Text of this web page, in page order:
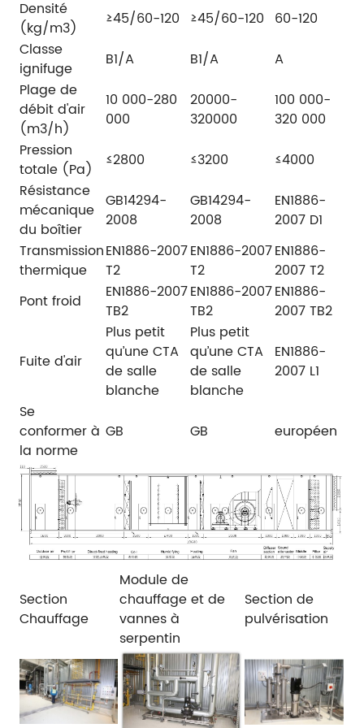
Densité
(kg/m3)
≥45/60-120 ≥45/60-120 60-120
Classe
ignifuge
B1/A B1/A
A
Plage de
débit d'air
(m3/h)
10 000-280
000
20000-
320000
100 000-
320 000
Pression
totale (Pa)
≤2800 ≤3200
≤4000
Résistance
mécanique
du boîtier
GB14294-
2008
GB14294-
2008
EN1886-
2007 D1
Transmission
thermique
EN1886-2007
T2
EN1886-2007
T2
EN1886-
2007 T2
Pont froid
EN1886-2007
TB2
EN1886-2007
TB2
EN1886-
2007 TB2
Fuite d'air
Plus petit
qu’une CTA
de salle
blanche
Plus petit
qu’une CTA
de salle
blanche
EN1886-
2007 L1
Se
conformer à
la norme
GB GB européen
Section
Chauffage
Module de
chauffage et de
vannes à
serpentin
Section de
pulvérisation